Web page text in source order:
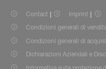
Contact Imprint
Condizioni generali di
Condizioni generali di
Dichiarazioni Aziendali e